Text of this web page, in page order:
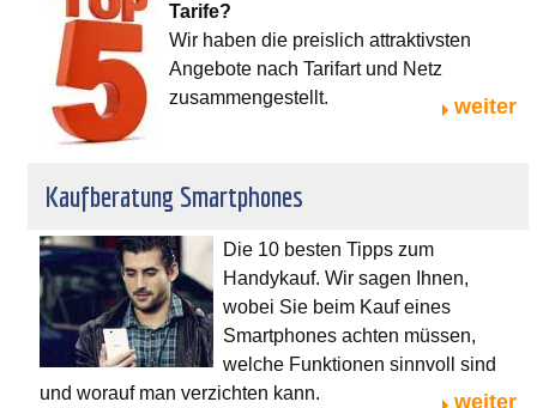
Tarife?
Wir haben die preislich attraktivsten
Angebote nach Tarifart und Netz
zusammengestellt.
weiter
Kaufberatung Smartphones
Die 10 besten Tipps zum
Handykauf. Wir sagen Ihnen,
wobei Sie beim Kauf eines
Smartphones achten müssen,
welche Funktionen sinnvoll sind
und worauf man verzichten kann.
weiter